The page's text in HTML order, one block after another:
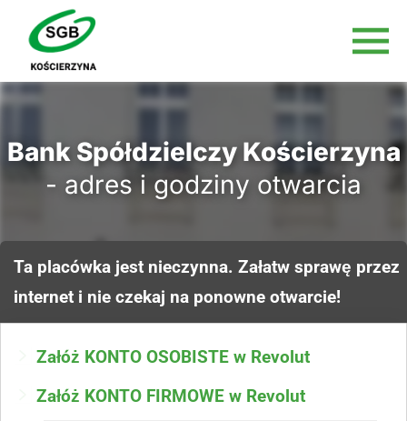
Bank Spółdzielczy Kościerzyna
- adres i godziny otwarcia
Ta placówka jest nieczynna. Załatw sprawę przez
internet i nie czekaj na ponowne otwarcie!
Załóż KONTO OSOBISTE w Revolut
Załóż KONTO FIRMOWE w Revolut